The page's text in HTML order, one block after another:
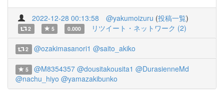
2022-12-28 00:13:58 @yakumoizuru (投稿一覧)
2 5 0.000 リツイート・ネットワーク (2)
2 @ozakimasanori1 @saito_akiko
5 @M8354357 @dousitakousita1 @DurasienneMd
@nachu_hiyo @yamazakibunko